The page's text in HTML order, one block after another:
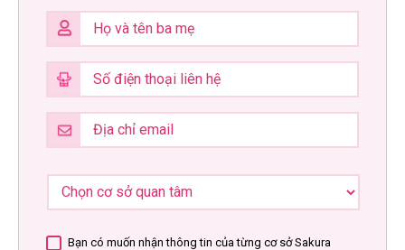
Bạn có muốn nhận thông tin của từng cơ sở Sakura